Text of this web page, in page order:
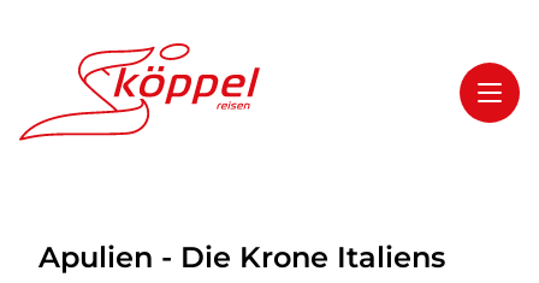
Highlights
Apulien - Die Krone Italiens